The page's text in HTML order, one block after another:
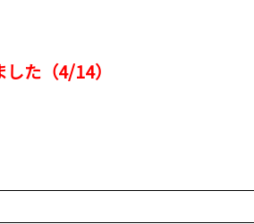
た（4/14）